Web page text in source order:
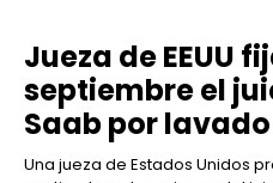
Jueza de EEUU
septiembre el
Saab por
Una jueza de Estados Unidos